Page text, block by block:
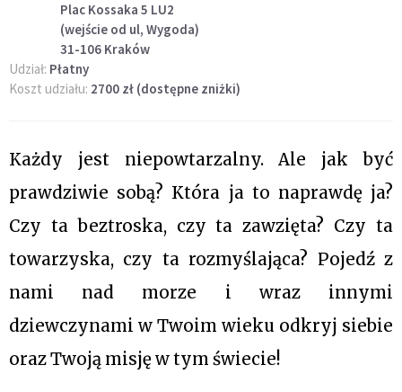
Plac Kossaka 5 LU2
(wejście od ul, Wygoda)
31-106 Kraków
Udział: Płatny
Koszt udziału: 2700 zł (dostępne zniżki)
Każdy jest niepowtarzalny. Ale jak być
prawdziwie sobą? Która ja to naprawdę ja?
Czy ta beztroska, czy ta zawzięta? Czy ta
towarzyska, czy ta rozmyślająca? Pojedź z
nami nad morze i wraz innymi
dziewczynami w Twoim wieku odkryj siebie
oraz Twoją misję w tym świecie!